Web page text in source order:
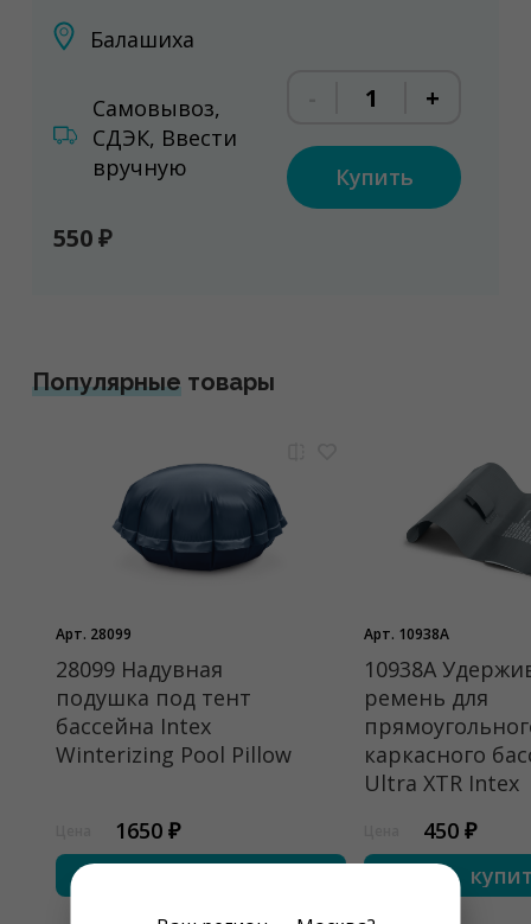
Балашиха
Самовывоз,
СДЭК, Ввести
вручную
550 ₽
+
Купить
Популярныетовары
Арт. 28099
28099 Надувная
подушка под тент
бассейна Intex
Winterizing Pool Pillow
1650 ₽
Арт. 10938A
10938A
ремень для
каркасного
Ultra XTR Intex
450 ₽